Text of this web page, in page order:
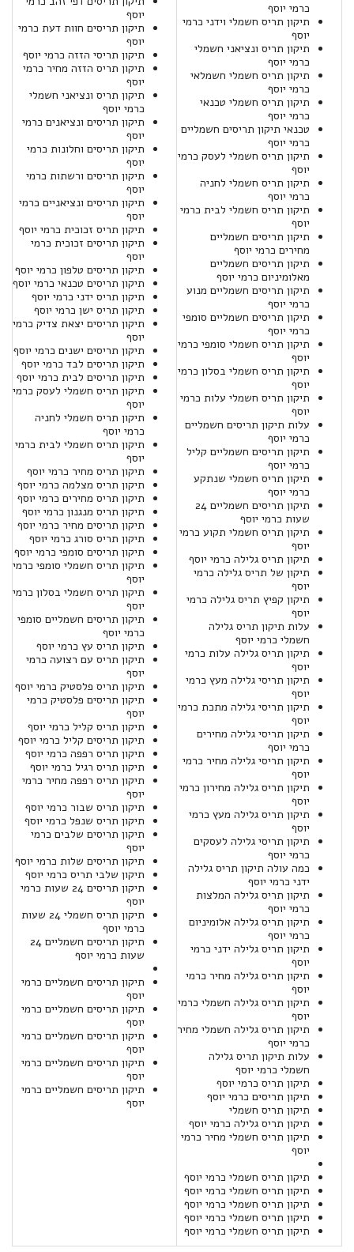
כרמי יוסף
תיקון תריס חשמלי וידני כרמי
יוסף
תיקון תריס ונציאני חשמלי
כרמי יוסף
תיקון תריס חשמלי חשמלאי
כרמי יוסף
תיקון תריס חשמלי טכנאי
כרמי יוסף
טכנאי תיקון תריסים חשמליים
כרמי יוסף
תיקון תריס חשמלי לעסק כרמי
יוסף
תיקון תריס חשמלי לחניה
כרמי יוסף
תיקון תריס חשמלי לבית כרמי
יוסף
תיקון תריסים חשמליים
מחירים כרמי יוסף
תיקון תריסים חשמליים
מאלומיניום כרמי יוסף
תיקון תריסים חשמליים מנוע
כרמי יוסף
תיקון תריסים חשמליים סומפי
כרמי יוסף
תיקון תריס חשמלי סומפי כרמי
יוסף
תיקון תריס חשמלי בסלון כרמי
יוסף
תיקון תריס חשמלי עלות כרמי
יוסף
עלות תיקון תריסים חשמליים
כרמי יוסף
תיקון תריסים חשמליים קליל
כרמי יוסף
תיקון תריס חשמלי שנתקע
כרמי יוסף
תיקון תריסים חשמליים 24
שעות כרמי יוסף
תיקון תריס חשמלי תקוע כרמי
יוסף
תיקון תריס גלילה כרמי יוסף
תיקון של תריס גלילה כרמי
יוסף
תיקון קפיץ תריס גלילה כרמי
יוסף
עלות תיקון תריס גלילה
חשמלי כרמי יוסף
תיקון תריס גלילה עלות כרמי
יוסף
תיקון תריסי גלילה מעץ כרמי
יוסף
תיקון תריסי גלילה מתכת כרמי
יוסף
תיקון תריסי גלילה מחירים
כרמי יוסף
תיקון תריסי גלילה מחיר כרמי
יוסף
תיקון תריס גלילה מחירון כרמי
יוסף
תיקון תריס גלילה מעץ כרמי
יוסף
תיקון תריסי גלילה לעסקים
כרמי יוסף
כמה עולה תיקון תריס גלילה
ידני כרמי יוסף
תיקון תריס גלילה המלצות
כרמי יוסף
תיקון תריס גלילה אלומיניום
כרמי יוסף
תיקון תריס גלילה ידני כרמי
יוסף
תיקון תריס גלילה מחיר כרמי
יוסף
תיקון תריס גלילה חשמלי כרמי
יוסף
תיקון תריס גלילה חשמלי מחיר
כרמי יוסף
עלות תיקון תריס גלילה
חשמלי כרמי יוסף
תיקון תריס כרמי יוסף
תיקון תריסים כרמי יוסף
תיקון תריס חשמלי
תיקון תריס גלילה כרמי יוסף
תיקון תריס חשמלי מחיר כרמי
יוסף
תיקון תריס חשמלי כרמי יוסף
תיקון תריס חשמלי כרמי יוסף
תיקון תריס חשמלי כרמי יוסף
תיקון תריס חשמלי כרמי יוסף
תיקון תריס חשמלי כרמי יוסף
יוסף
תיקון תריסים חוות דעת כרמי
יוסף
תיקון תריסי הזזה כרמי יוסף
תיקון תריס הזזה מחיר כרמי
יוסף
תיקון תריס ונציאני חשמלי
כרמי יוסף
תיקון תריסים ונציאנים כרמי
יוסף
תיקון תריסים וחלונות כרמי
יוסף
תיקון תריסים ורשתות כרמי
יוסף
תיקון תריסים ונציאניים כרמי
יוסף
תיקון תריס זכוכית כרמי יוסף
תיקון תריסים זכוכית כרמי
יוסף
תיקון תריסים טלפון כרמי יוסף
תיקון תריסים טכנאי כרמי יוסף
תיקון תריס ידני כרמי יוסף
תיקון תריס ישן כרמי יוסף
תיקון תריסים יצאת צדיק כרמי
יוסף
תיקון תריסים ישנים כרמי יוסף
תיקון תריסים לבד כרמי יוסף
תיקון תריסים לבית כרמי יוסף
תיקון תריס חשמלי לעסק כרמי
יוסף
תיקון תריס חשמלי לחניה
כרמי יוסף
תיקון תריס חשמלי לבית כרמי
יוסף
תיקון תריס מחיר כרמי יוסף
תיקון תריס מצלמה כרמי יוסף
תיקון תריס מחירים כרמי יוסף
תיקון תריס מנגנון כרמי יוסף
תיקון תריסים מחיר כרמי יוסף
תיקון תריס סורג כרמי יוסף
תיקון תריסים סומפי כרמי יוסף
תיקון תריס חשמלי סומפי כרמי
יוסף
תיקון תריס חשמלי בסלון כרמי
יוסף
תיקון תריסים חשמליים סומפי
כרמי יוסף
תיקון תריס עץ כרמי יוסף
תיקון תריס עם רצועה כרמי
יוסף
תיקון תריס פלסטיק כרמי יוסף
תיקון תריסים פלסטיק כרמי
יוסף
תיקון תריס קליל כרמי יוסף
תיקון תריסים קליל כרמי יוסף
תיקון תריס רפפה כרמי יוסף
תיקון תריס רגיל כרמי יוסף
תיקון תריס רפפה מחיר כרמי
יוסף
תיקון תריס שבור כרמי יוסף
תיקון תריס שנפל כרמי יוסף
תיקון תריסים שלבים כרמי
יוסף
תיקון תריסים שלות כרמי יוסף
תיקון שלבי תריס כרמי יוסף
תיקון תריסים 24 שעות כרמי
יוסף
תיקון תריס חשמלי 24 שעות
כרמי יוסף
תיקון תריסים חשמליים 24
שעות כרמי יוסף
תיקון תריסים חשמליים כרמי
יוסף
תיקון תריסים חשמליים כרמי
יוסף
תיקון תריסים חשמליים כרמי
יוסף
תיקון תריסים חשמליים כרמי
יוסף
תיקון תריסים חשמליים כרמי
יוסף